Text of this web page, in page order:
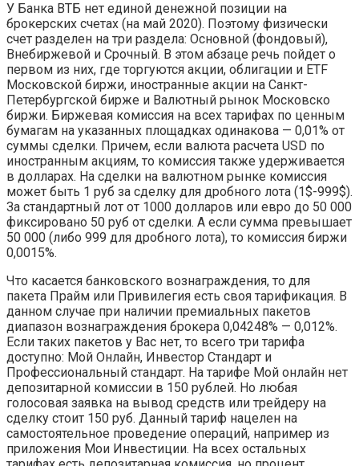
У Банка ВТБ нет единой денежной позиции на
брокерских счетах (на май 2020). Поэтому физически
счет разделен на три раздела: Основной (фондовый),
Внебиржевой и Срочный. В этом абзаце речь пойдет о
первом из них, где торгуются акции, облигации и ETF
Московской биржи, иностранные акции на Санкт-
Петербургской бирже и Валютный рынок Московско
биржи. Биржевая комиссия на всех тарифах по ценным
бумагам на указанных площадках одинакова — 0,01% от
суммы сделки. Причем, если валюта расчета USD по
иностранным акциям, то комиссия также удерживается
в долларах. На сделки на валютном рынке комиссия
может быть 1 руб за сделку для дробного лота (1$-999$).
За стандартный лот от 1000 долларов или евро до 50 000
фиксировано 50 руб от сделки. А если сумма превышает
50 000 (либо 999 для дробного лота), то комиссия биржи
0,0015%.
Что касается банковского вознаграждения, то для
пакета Прайм или Привилегия есть своя тарификация. В
данном случае при наличии премиальных пакетов
диапазон вознаграждения брокера 0,04248% — 0,012%.
Если таких пакетов у Вас нет, то всего три тарифа
доступно: Мой Онлайн, Инвестор Стандарт и
Профессиональный стандарт. На тарифе Мой онлайн нет
депозитарной комиссии в 150 рублей. Но любая
голосовая заявка на вывод средств или трейдеру на
сделку стоит 150 руб. Данный тариф нацелен на
самостоятельное проведение операций, например из
приложения Мои Инвестиции. На всех остальных